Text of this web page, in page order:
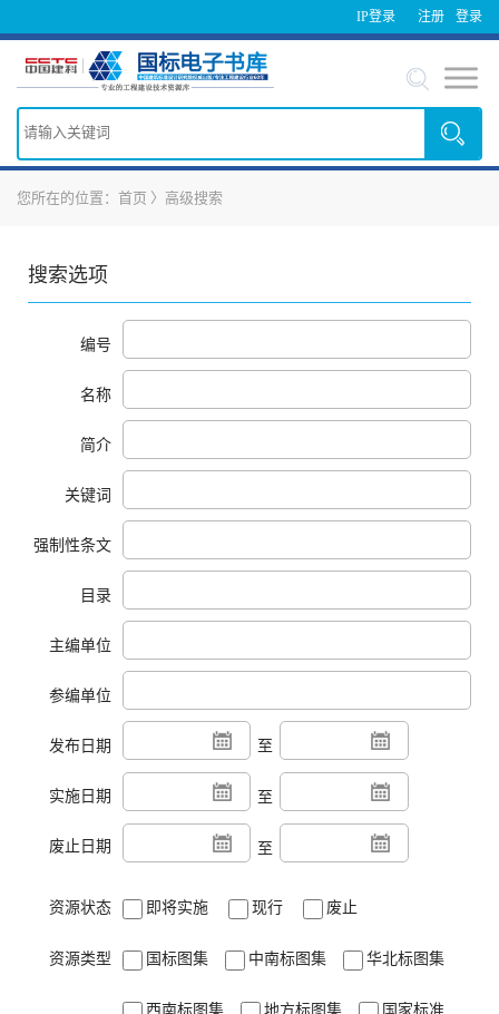
IP登录 登录
注册
您所在的位置： 首页 〉 高级搜索
搜索选项
编号
名称
简介
关键词
强制性条文
目录
主编单位
参编单位
发布日期 至
实施日期 至
废止日期 至
资源状态 即将实施 现行 废止
资源类型 国标图集 中南标图集 华北标图集
西南标图集 地方标图集 国家标准